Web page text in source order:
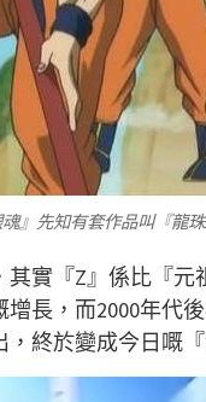
』先知有套作品叫『龍珠
實『Z』係比『
長，而2000年代
終於變成今日嘅『